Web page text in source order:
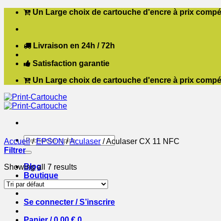
Passer
contenu
Un Large choix de cartouche d'encre à prix
Livraison en 24h / 72h
Satisfaction garantie
Un Large choix de cartouche d'encre à prix
Recherche
pour :
Blog
Boutique
Contact
Se connecter / S’inscrire
Accueil / EPSON /Aculaser /Aculaser CX 11 NFC
Filtrer
Showing all 7 results